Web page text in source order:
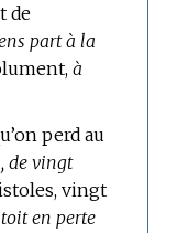
de
part à la
à
perd au
de vingt
vingt
en perte